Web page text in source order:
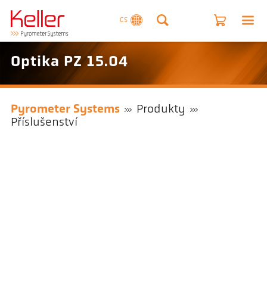
CS
Optika PZ 15.04
Pyrometer Systems
Produkty
Příslušenství